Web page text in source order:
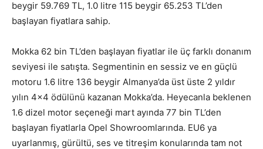
beygir 59.769 TL, 1.0 litre 115 beygir 65.253 TL’den
başlayan fiyatlara sahip.
Mokka 62 bin TL’den başlayan fiyatlar ile üç farklı donanım
seviyesi ile satışta. Segmentinin en sessiz ve en güçlü
motoru 1.6 litre 136 beygir Almanya’da üst üste 2 yıldır
yılın 4×4 ödülünü kazanan Mokka’da. Heyecanla beklenen
1.6 dizel motor seçeneği mart ayında 77 bin TL’den
başlayan fiyatlarla Opel Showroomlarında. EU6 ya
uyarlanmış, gürültü, ses ve titreşim konularında tam not